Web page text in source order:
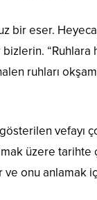
bir eser.
ruhları
vefayı
üzere
onu anlamak